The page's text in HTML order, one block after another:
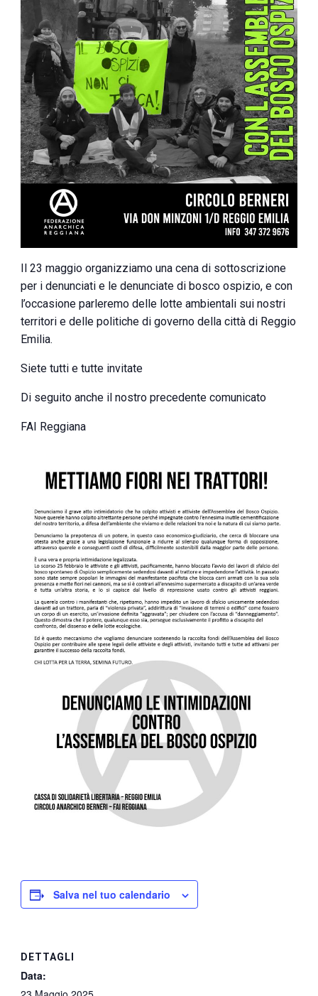
Il 23 maggio organizziamo una cena di sottoscrizione
per i denunciati e le denunciate di bosco ospizio, e con
l’occasione parleremo delle lotte ambientali sui nostri
territori e delle politiche di governo della città di Reggio
Emilia.
Siete tutti e tutte invitate
Di seguito anche il nostro precedente comunicato
FAI Reggiana
Salva nel tuo calendario
DETTAGLI
Data: